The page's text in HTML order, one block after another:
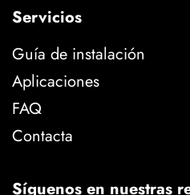
Servicios
Guía de instalación
Aplicaciones
FAQ
Contacta
Síguenos en nuestras